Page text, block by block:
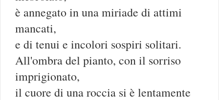
è annegato in una miriade di attimi
mancati,
e di tenui e incolori sospiri solitari.
All'ombra del pianto, con il sorriso
imprigionato,
il cuore di una roccia si è lentamente